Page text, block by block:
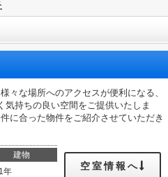
々な場所へのアクセスが便利になる、
持ちの良い空間をご提供いたしま
に合った物件をご紹介させていただき
建物
年
空室情報へ